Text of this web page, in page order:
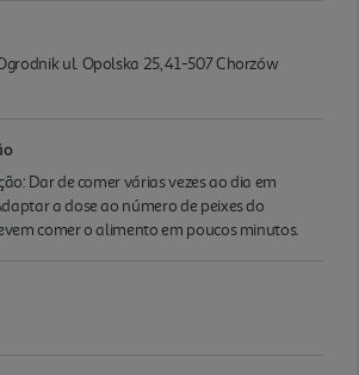
ul. Opolska 25, 41-507 Chorzów
Dar de comer várias vezes ao dia em
a dose ao número de peixes do
comer o alimento em poucos minutos.